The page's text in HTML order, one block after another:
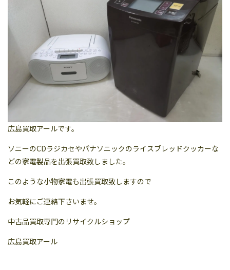
広島買取アールです。
ソニーのCDラジカセやパナソニックのライスブレッドクッカーな
どの家電製品を出張買取致しました。
このような小物家電も出張買取致しますので
お気軽にご連絡下さいませ。
中古品買取専門のリサイクルショップ
広島買取アール